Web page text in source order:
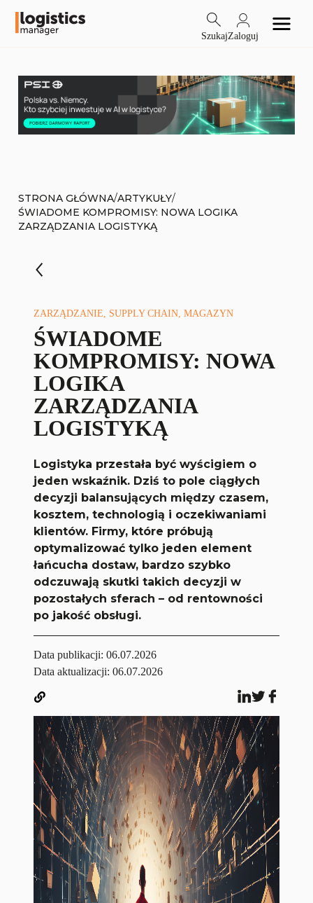
SzukajZaloguj
STRONA GŁÓWNA/ARTYKUŁY/
ŚWIADOME KOMPROMISY: NOWA LOGIKA
ZARZĄDZANIA LOGISTYKĄ
ZARZĄDZANIE, SUPPLY CHAIN, MAGAZYN
ŚWIADOME
KOMPROMISY: NOWA
LOGIKA
ZARZĄDZANIA
LOGISTYKĄ
Logistyka przestała być wyścigiem o
jeden wskaźnik. Dziś to pole ciągłych
decyzji balansujących między czasem,
kosztem, technologią i oczekiwaniami
klientów. Firmy, które próbują
optymalizować tylko jeden element
łańcucha dostaw, bardzo szybko
odczuwają skutki takich decyzji w
pozostałych sferach – od rentowności
po jakość obsługi.
Data publikacji:06.07.2026
Data aktualizacji: 06.07.2026